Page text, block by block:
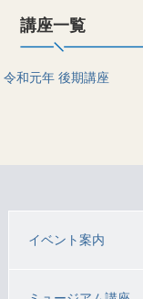
講座一覧
令和元年 後期講座
イベント案内